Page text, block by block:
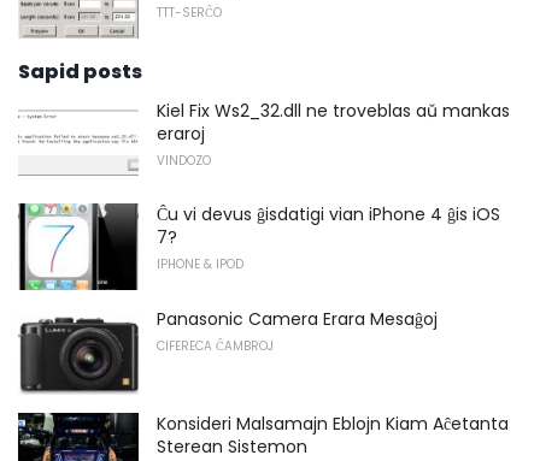
TTT-SERĈO
Sapid posts
Kiel Fix Ws2_32.dll ne troveblas aŭ mankas
eraroj
VINDOZO
Ĉu vi devus ĝisdatigi vian iPhone 4 ĝis iOS
7?
IPHONE & IPOD
Panasonic Camera Erara Mesaĝoj
CIFERECA ĈAMBROJ
Konsideri Malsamajn Eblojn Kiam Aĉetanta
Sterean Sistemon